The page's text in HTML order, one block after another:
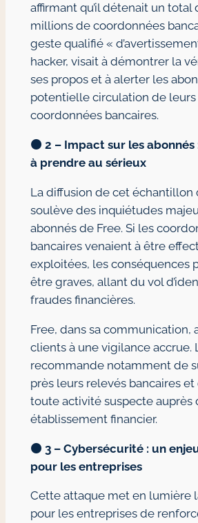
affirmant qu’il détenait un total
millions de coordonnées
geste qualifié «
hacker, visait à démontrer la
ses propos et à alerter les
potentielle circulation de leurs
coordonnées bancaires.
🟠 2 – Impact sur les
à prendre au sérieux
La diffusion de cet échantillon
soulève des inquiétudes
abonnés de Free. Si les
bancaires venaient à être
exploitées, les conséquences
être graves, allant du vol
fraudes financières.
Free, dans sa communication,
clients à une vigilance accrue.
recommande notamment de
près leurs relevés bancaires
toute activité suspecte auprès
établissement financier.
🟠 3 – Cybersécurité : un
pour les entreprises
Cette attaque met en lumière
pour les entreprises de